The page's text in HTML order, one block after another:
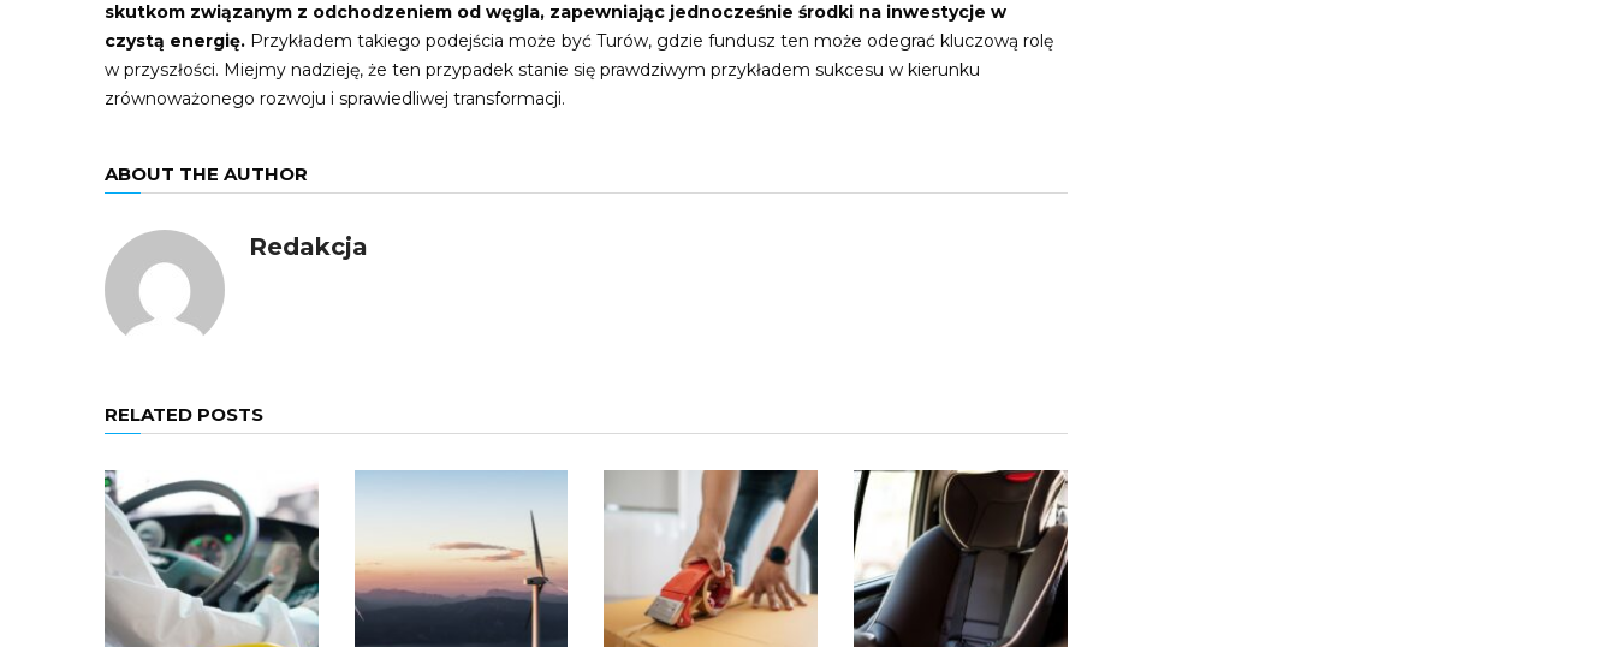
skutkom związanym z odchodzeniem od węgla, zapewniając jednocześnie środki na inwestycje w
czystą energię. Przykładem takiego podejścia może być Turów, gdzie fundusz ten może odegrać kluczową rolę
w przyszłości. Miejmy nadzieję, że ten przypadek stanie się prawdziwym przykładem sukcesu w kierunku
zrównoważonego rozwoju i sprawiedliwej transformacji.
ABOUT THE AUTHOR
Redakcja
RELATED POSTS